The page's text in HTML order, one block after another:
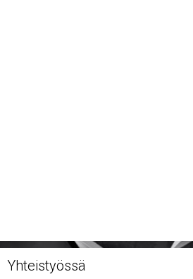
Yhteistyössä